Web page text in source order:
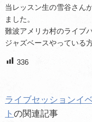
当レッスン生の雪谷さん
ました。
難波アメリカ村のライブ
ジャズベースやっている
336
ライブセッションイ
ト の関連記事